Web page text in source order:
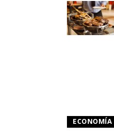
ECONOMÍA